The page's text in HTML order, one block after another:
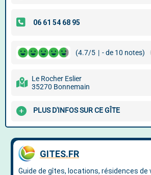
(4.7/5 | - de 10 notes)
Le Rocher Eslier
35270 Bonnemain
PLUS D'INFOS SUR CE GÎTE